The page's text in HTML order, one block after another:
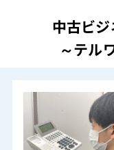
中古ビ
～テル